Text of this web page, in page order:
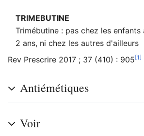
Lire
TRIMEBUTINE
Trimébutine : pas chez les enfants
2 ans, ni chez les autres d'ailleurs
Rev Prescrire 2017 ; 37 (410) : 905[1]
Antiémétiques
Voir